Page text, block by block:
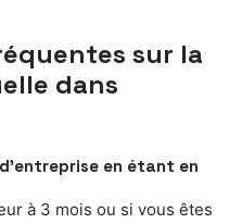
sur la
dans
en étant en
à 3 mois ou si vous êtes